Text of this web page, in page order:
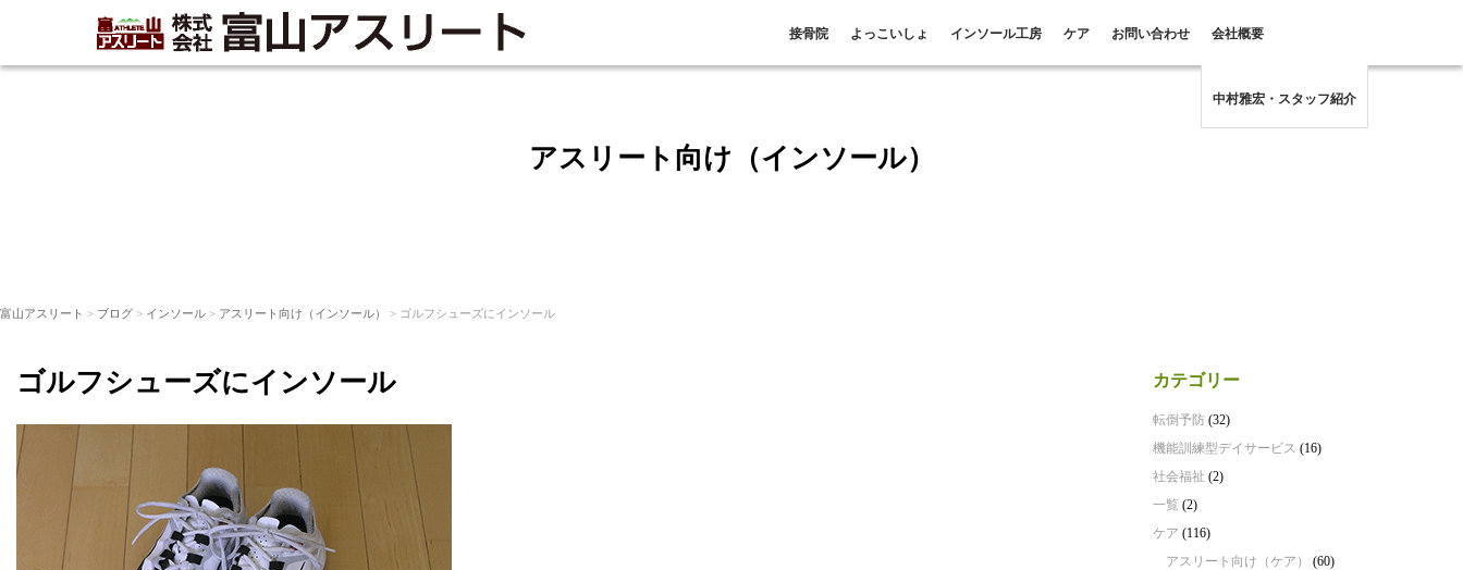
接骨院 よっこいしょ インソール工房 ケア お問い合わせ 会社概要
中村雅宏・スタッフ紹介
アスリート向け（インソール）
富山アスリート > ブログ > インソール > アスリート向け（インソール） > ゴルフシューズにインソール
ゴルフシューズにインソール カテゴリー
転倒予防 (32)
機能訓練型デイサービス (16)
社会福祉 (2)
一覧 (2)
ケア (116)
アスリート向け（ケア）
(60)